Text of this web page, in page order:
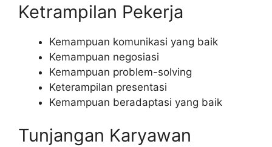
Ketrampilan Pekerja
Kemampuan komunikasi yang baik
Kemampuan negosiasi
Kemampuan problem-solving
Keterampilan presentasi
Kemampuan beradaptasi yang baik
Tunjangan Karyawan